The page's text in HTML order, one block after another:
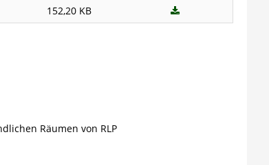
152,20 KB
Räumen von RLP